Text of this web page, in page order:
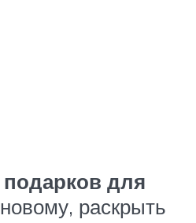
для
раскрыть